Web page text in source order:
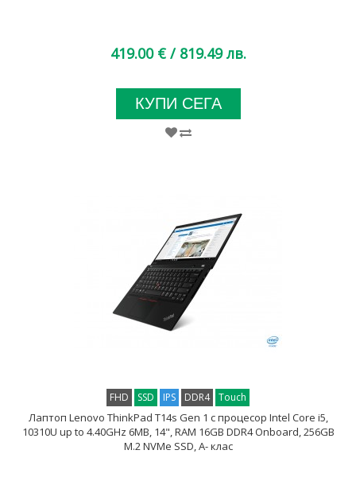
419.00 € / 819.49 лв.
КУПИ СЕГА
FHD SSD IPS DDR4 Touch
Лаптоп Lenovo ThinkPad T14s Gen 1 с процесор Intel Core i5,
10310U up to 4.40GHz 6MB, 14", RAM 16GB DDR4 Onboard, 256GB
M.2 NVMe SSD, A- клас